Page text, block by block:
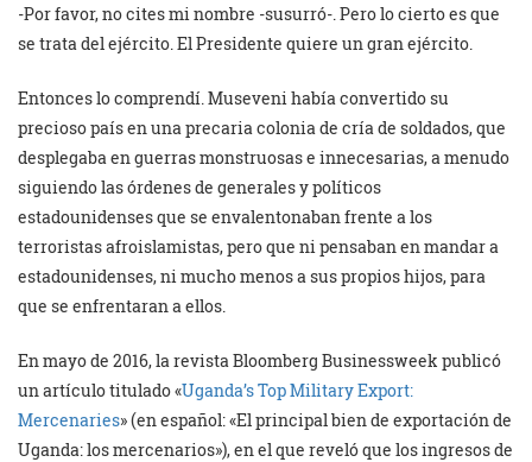
-Por favor, no cites mi nombre -susurró-. Pero lo cierto es que
se trata del ejército. El Presidente quiere un gran ejército.
Entonces lo comprendí. Museveni había convertido su
precioso país en una precaria colonia de cría de soldados, que
desplegaba en guerras monstruosas e innecesarias, a menudo
siguiendo las órdenes de generales y políticos
estadounidenses que se envalentonaban frente a los
terroristas afroislamistas, pero que ni pensaban en mandar a
estadounidenses, ni mucho menos a sus propios hijos, para
que se enfrentaran a ellos.
En mayo de 2016, la revista Bloomberg Businessweek publicó
un artículo titulado «Uganda’s Top Military Export:
Mercenaries» (en español: «El principal bien de exportación de
Uganda: los mercenarios»), en el que reveló que los ingresos de